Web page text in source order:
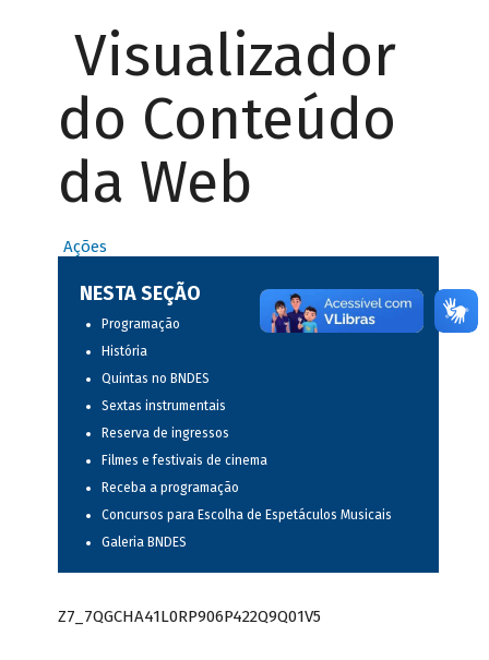
Visualizador
do Conteúdo
da Web
Ações
NESTA SEÇÃO
Programação
História
Quintas no BNDES
Sextas instrumentais
Reserva de ingressos
Filmes e festivais de cinema
Receba a programação
Concursos para Escolha de Espetáculos Musicais
Galeria BNDES
Z7_7QGCHA41L0RP906P422Q9Q01V5